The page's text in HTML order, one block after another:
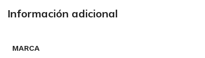
Información adicional
MARCA